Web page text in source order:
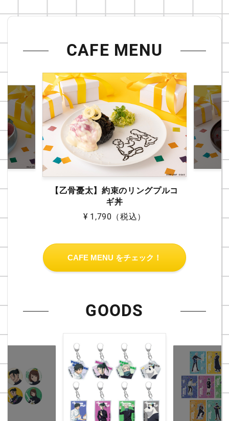
CAFE MENU
【乙骨憂太】約束のリングプルコ
ギ丼
¥ 1,790 （税込）
CAFE MENU をチェック！
GOODS